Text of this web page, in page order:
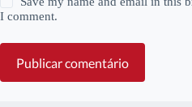
I comment.
Publicar comentário